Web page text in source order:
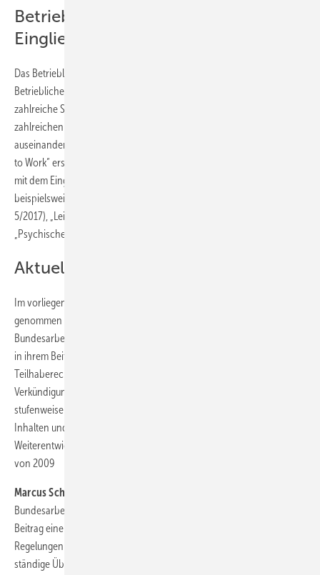
Betriebliches
Eingliederungsmanagement (BEM)
Das Betriebliche Eingliederungsmanagement ist eine wichtige Säule im
Betrieblichen Gesundheitsmanagement. Die Wirksamkeit wurde durch
zahlreiche Studien der letzten Jahre belegt. Die ASU hat sich bereits in
zahlreichen Veröffentlichungen mit diesen Themen
auseinandergesetzt. Das letzte Schwerpunktheft zum Thema „Return
to Work“ erschien im März 2013. Andere Themenschwerpunkte, die
mit dem Eingliederungsmanagement eng verknüpft sind, waren
beispielsweise „Betriebliches Gesundheitsmanagement“ (7/2015 und
5/2017), „Leistungsfähigkeit im demografischen Wandel“ (9/2015) und
„Psychische Gesundheit im Betrieb“ (9/2017).
Aktuelle Herausforderungen
Im vorliegenden Heft soll zu aktuellen Herausforderungen Stellung
genommen werden. Die Juristin
Bundesarbeitsgemeinschaft für Rehabilitation (BAR) in Frankfurt, stellt
in ihrem Beitrag die wichtigsten Änderungen im neuen Reha- und
Teilhaberecht dar. Das Bundesteilhabegesetz (BTHG) tritt nach der
Verkündigung am 29. Dezember 2016 bis zum 1. Januar 2023
stufenweise in Kraft und wird zu einem novellierten SGB IX mit neuen
Inhalten und einer neuen Struktur führen. Es zielt auf eine
Weiterentwicklung des deutschen Rechts mit Blick auf die UN- BRK
von 2009
Marcus Schian
Bundesarbeitsgemeinschaft für Rehabilitation e.V. geben in ihrem
Beitrag einen umfassenden Überblick über die gesetzlichen
Regelungen und aktuellen Fragen. Sie weisen darauf hin, dass
ständige Überforderung an der Grenze zum Machbaren sowie das